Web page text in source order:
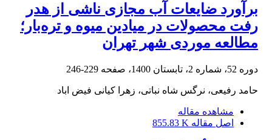
برآورد ضایعات آب مجازی ناشی از هدر
رفت محصولات در میادین میوه‌ و تره‌بار؛
مطالعه موردی شهر تهران
دوره 52، شماره 2، تابستان 1400، صفحه 229-246
حامد رفیعی، نرگس شاه نباتی، زهرا کیانی فیض اباد
مشاهده مقاله
اصل مقاله 855.83 K